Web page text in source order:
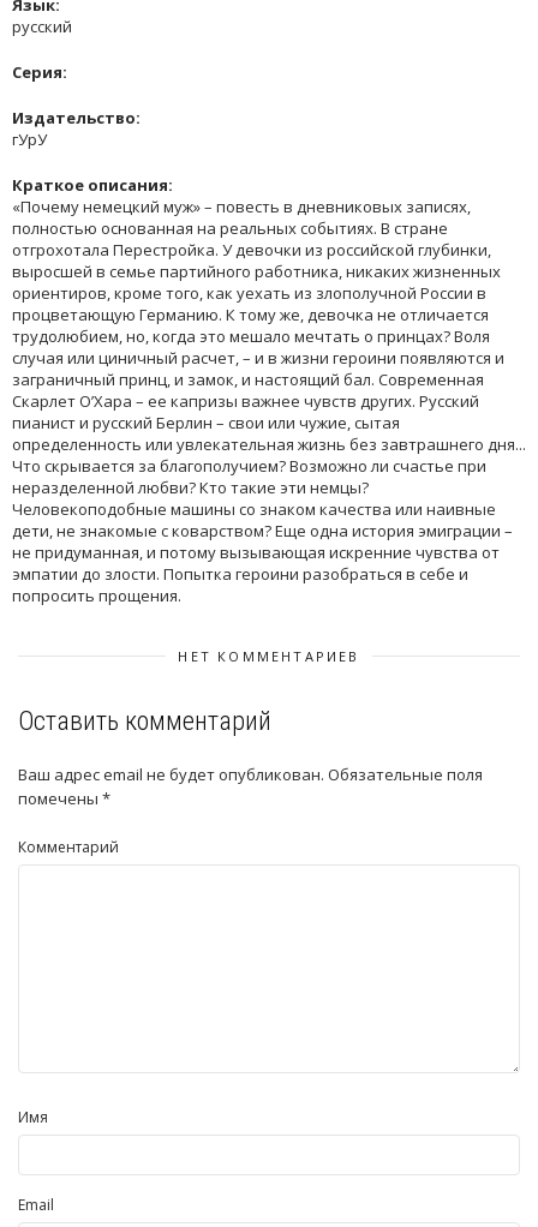
Язык:
русский
Серия:
Издательство:
гУрУ
Краткое описания:
«Почему немецкий муж» – повесть в дневниковых записях,
полностью основанная на реальных событиях. В стране
отгрохотала Перестройка. У девочки из российской глубинки,
выросшей в семье партийного работника, никаких жизненных
ориентиров, кроме того, как уехать из злополучной России в
процветающую Германию. К тому же, девочка не отличается
трудолюбием, но, когда это мешало мечтать о принцах? Воля
случая или циничный расчет, – и в жизни героини появляются и
заграничный принц, и замок, и настоящий бал. Современная
Скарлет О’Хара – ее капризы важнее чувств других. Русский
пианист и русский Берлин – свои или чужие, сытая
определенность или увлекательная жизнь без завтрашнего дня...
Что скрывается за благополучием? Возможно ли счастье при
неразделенной любви? Кто такие эти немцы?
Человекоподобные машины со знаком качества или наивные
дети, не знакомые с коварством? Еще одна история эмиграции –
не придуманная, и потому вызывающая искренние чувства от
эмпатии до злости. Попытка героини разобраться в себе и
попросить прощения.
НЕТ КОММЕНТАРИЕВ
Оставить комментарий
Ваш адрес email не будет опубликован. Обязательные поля
помечены *
Комментарий
Имя
Email